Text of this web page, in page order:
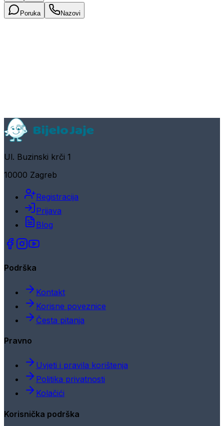
Poruka Nazovi
Ul. Buzinski krči 1
10000 Zagreb
Registracija
Prijava
Blog
Podrška
Kontakt
Korisne poveznice
Česta pitanja
Pravno
Uvjeti i pravila korištenja
Politika privatnosti
Kolačići
Korisnička podrška